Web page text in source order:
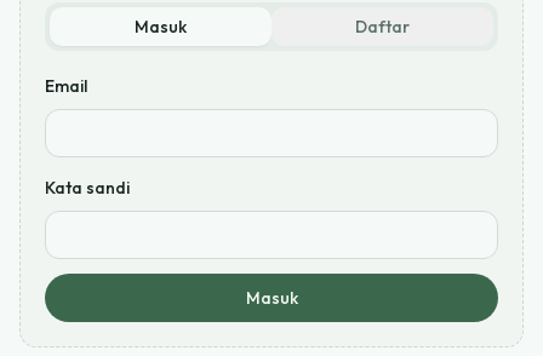
Masuk Daftar
Email
Kata sandi
Masuk